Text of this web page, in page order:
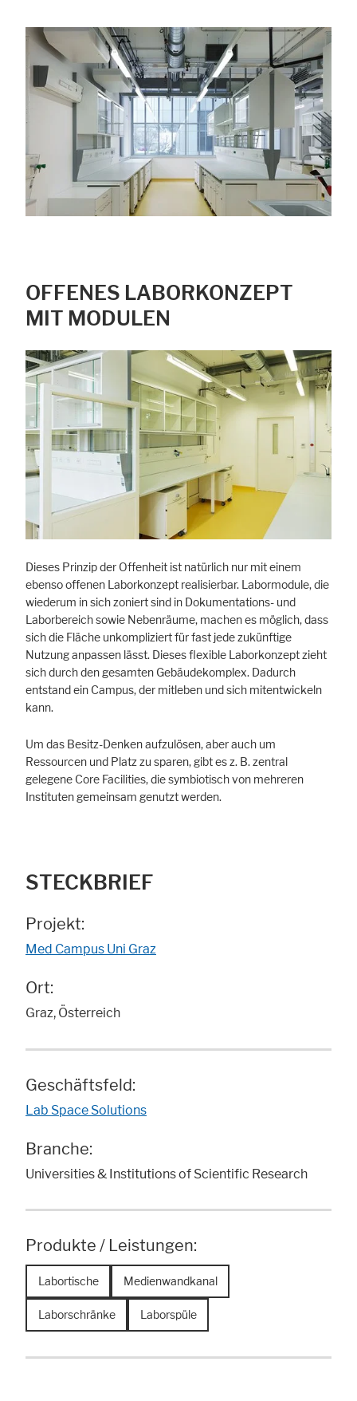
OFFENES LABORKONZEPT
MIT MODULEN
Dieses Prinzip der Offenheit ist natürlich nur mit einem
ebenso offenen Laborkonzept realisierbar. Labormodule, die
wiederum in sich zoniert sind in Dokumentations- und
Laborbereich sowie Nebenräume, machen es möglich, dass
sich die Fläche unkompliziert für fast jede zukünftige
Nutzung anpassen lässt. Dieses flexible Laborkonzept zieht
sich durch den gesamten Gebäudekomplex. Dadurch
entstand ein Campus, der mitleben und sich mitentwickeln
kann.
Um das Besitz-Denken aufzulösen, aber auch um
Ressourcen und Platz zu sparen, gibt es z. B. zentral
gelegene Core Facilities, die symbiotisch von mehreren
Instituten gemeinsam genutzt werden.
STECKBRIEF
Projekt:
Med Campus Uni Graz
Ort:
Graz, Österreich
Geschäftsfeld:
Lab Space Solutions
Branche:
Universities & Institutions of Scientific Research
Produkte / Leistungen:
Labortische Medienwandkanal
Laborschränke Laborspüle